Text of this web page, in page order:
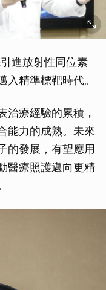
進放射性同位素
精準標靶時代。
治療經驗的累積，
能力的成熟。未來
的發展，有望應用
醫療照護邁向更精